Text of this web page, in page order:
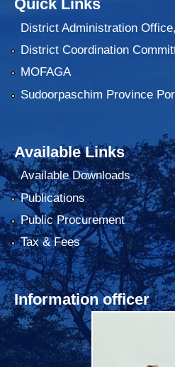
Quick Links
District Administration
District Coordination
MOFAGA
Sudoorpaschim Province
Available Links
Available Downloads
Publications
Public Procurement
Tax & Fees
Information officer